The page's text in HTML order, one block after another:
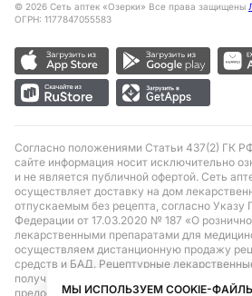
© 2026 Сеть аптек «Озерки» Все права защищены
ОГРН: 1177847055583
Согласно положениями Статьи 437(2) ГК
сайте информация носит исключительно
и не является публичной офертой. Сеть
осуществляет доставку на дом
отпускаемым без рецепта, согласно Указу
Федерации от 17.03.2020 № 187 «О
лекарственными препаратами для
осуществляем дистанционную продажу
средств и БАД. Рецептурные
получить только при помощи самовывоза в
предоставлении рецепта, выписанного
МЫ ИСПОЛЬЗУЕМ COOKIE-